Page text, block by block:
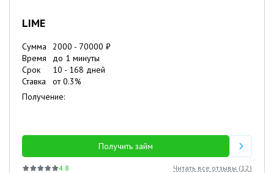
LIME
Сумма 2000 - 70000 ₽
Время
до 1 минуты
Срок
10 - 168 дней
Ставка
от0.3%
Получение:
Получить займ
4.8 Читать все отзывы (12)